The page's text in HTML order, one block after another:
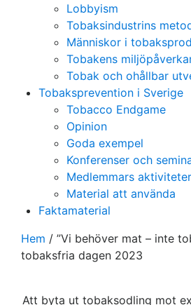
Lobbyism
Tobaksindustrins
Människor i
Tobakens
Tobak och ohållbar
Tobaksprevention i Sverige
Tobacco Endgame
Opinion
Goda exempel
Konferenser och
Medlemmars aktiviteter
Material att använda
Faktamaterial
Hem / ”Vi behöver mat – inte
tobaksfria dagen 2023
Att byta ut tobaksodling mot